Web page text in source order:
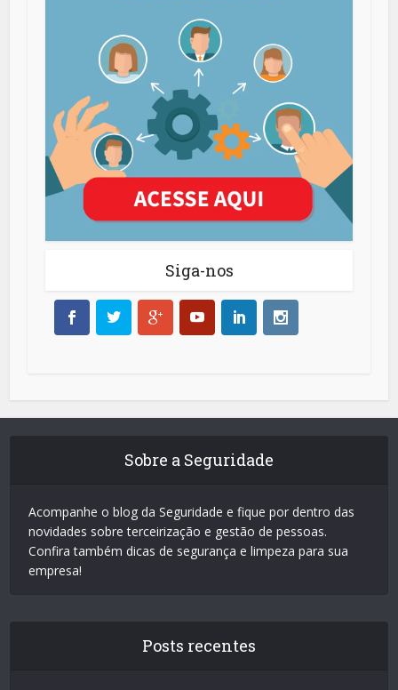
Siga-nos
Sobre a Seguridade
Acompanhe o blog da Seguridade e fique por dentro das
novidades sobre terceirização e gestão de pessoas.
Confira também dicas de segurança e limpeza para sua
empresa!
Posts recentes